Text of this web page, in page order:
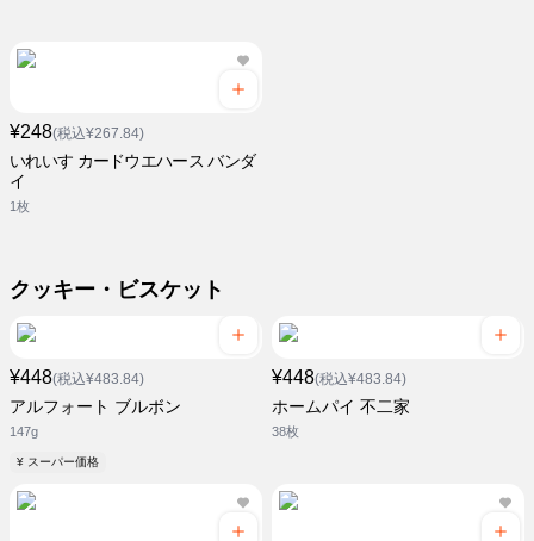
¥248(税込¥267.84)
いれいす カードウエハース バンダ
イ
1枚
クッキー・ビスケット
¥448(税込¥483.84)
アルフォート ブルボン
147g
¥ スーパー価格
¥448(税込¥483.84)
ホームパイ 不二家
38枚